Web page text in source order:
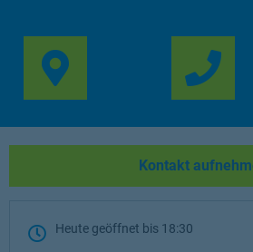
Link Opens
Kontakt
Heute geöffnet bis 18:30